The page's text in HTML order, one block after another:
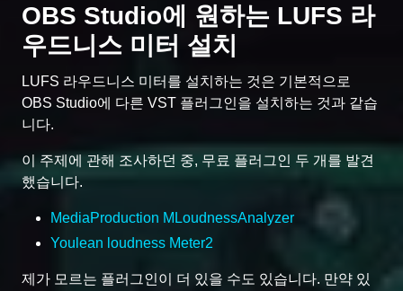
OBS Studio에 원하는 LUFS 라
우드니스 미터 설치
LUFS 라우드니스 미터를 설치하는 것은 기본적으로
OBS Studio에 다른 VST 플러그인을 설치하는 것과 같습
니다.
이 주제에 관해 조사하던 중, 무료 플러그인 두 개를 발견
했습니다.
MediaProduction MLoudnessAnalyzer
Youlean loudness Meter2
제가 모르는 플러그인이 더 있을 수도 있습니다. 만약 있